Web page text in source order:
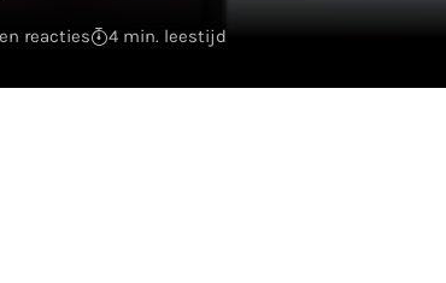
reacties 4 min. leestijd